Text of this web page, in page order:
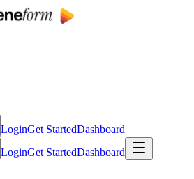
LoginGet StartedDashboard
LoginGet StartedDashboard